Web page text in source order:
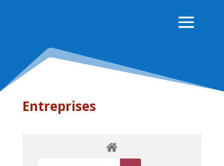
Entreprises